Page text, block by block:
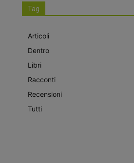
Tag
Articoli
Dentro
Libri
Racconti
Recensioni
Tutti